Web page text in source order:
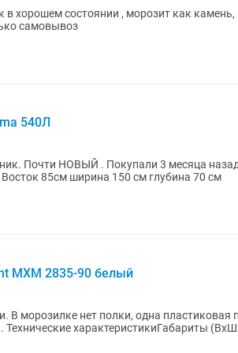
хорошем состоянии , морозит как камень,
самовывоз
540Л
Почти НОВЫЙ . Покупали 3 месяца
85см ширина 150 см глубина 70 см
МХМ 2835-90 белый
В морозилке нет полки, одна пластиковая
Технические характеристикиГабариты